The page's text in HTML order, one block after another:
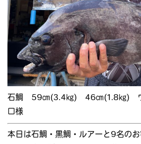
石鯛 59㎝(3.4㎏) 46㎝(1.8㎏)
口様
本日は石鯛・黒鯛・ルアーと9名の